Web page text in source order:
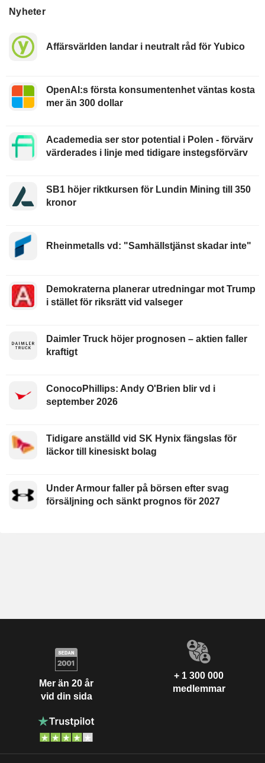
Nyheter
Affärsvärlden landar i neutralt råd för Yubico
OpenAI:s första konsumentenhet väntas kosta
mer än 300 dollar
Academedia ser stor potential i Polen - förvärv
värderades i linje med tidigare instegsförvärv
SB1 höjer riktkursen för Lundin Mining till 350
kronor
Rheinmetalls vd: "Samhällstjänst skadar inte"
Demokraterna planerar utredningar mot Trump
i stället för riksrätt vid valseger
Daimler Truck höjer prognosen – aktien faller
kraftigt
ConocoPhillips: Andy O'Brien blir vd i
september 2026
Tidigare anställd vid SK Hynix fängslas för
läckor till kinesiskt bolag
Under Armour faller på börsen efter svag
försäljning och sänkt prognos för 2027
Mer än 20 år
vid din sida
+ 1 300 000
medlemmar